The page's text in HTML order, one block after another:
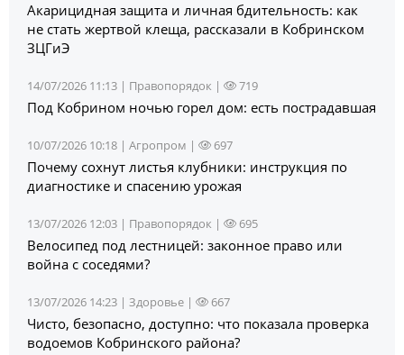
Акарицидная защита и личная бдительность: как
не стать жертвой клеща, рассказали в Кобринском
ЗЦГиЭ
14/07/2026 11:13 | Правопорядок | 719
Под Кобрином ночью горел дом: есть пострадавшая
10/07/2026 10:18 | Агропром | 697
Почему сохнут листья клубники: инструкция по
диагностике и спасению урожая
13/07/2026 12:03 | Правопорядок | 695
Велосипед под лестницей: законное право или
война с соседями?
13/07/2026 14:23 | Здоровье | 667
Чисто, безопасно, доступно: что показала проверка
водоемов Кобринского района?